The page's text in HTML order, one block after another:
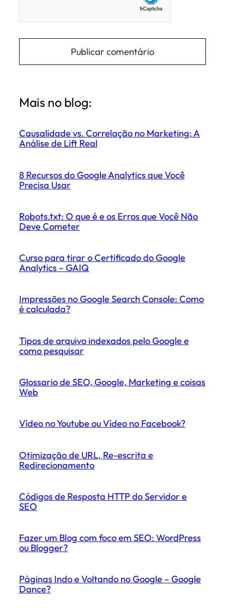
Mais no blog:
Causalidade vs. Correlação no Marketing: A
Análise de Lift Real
8 Recursos do Google Analytics que Você
Precisa Usar
Robots.txt: O que é e os Erros que Você Não
Deve Cometer
Curso para tirar o Certificado do Google
Analytics – GAIQ
Impressões no Google Search Console: Como
é calculada?
Tipos de arquivo indexados pelo Google e
como pesquisar
Glossario de SEO, Google, Marketing e coisas
Web
Vídeo no Youtube ou Vídeo no Facebook?
Otimização de URL, Re-escrita e
Redirecionamento
Códigos de Resposta HTTP do Servidor e
SEO
Fazer um Blog com foco em SEO: WordPress
ou Blogger?
Páginas Indo e Voltando no Google – Google
Dance?